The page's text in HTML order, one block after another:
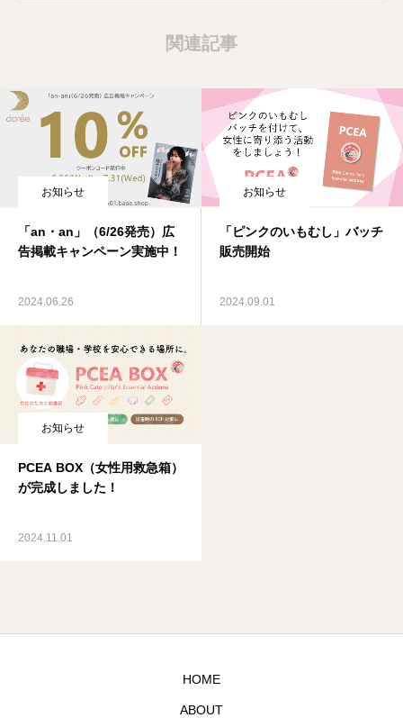
関連記事
お知らせ
「an・an」（6/26発売）広
告掲載キャンペーン実施中！
2024.06.26
お知らせ
「ピンクのいもむし」バッチ
販売開始
2024.09.01
お知らせ
PCEA BOX（女性用救急箱）
が完成しました！
2024.11.01
HOME
ABOUT